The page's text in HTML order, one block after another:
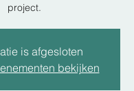
project.
is afgesloten
bekijken